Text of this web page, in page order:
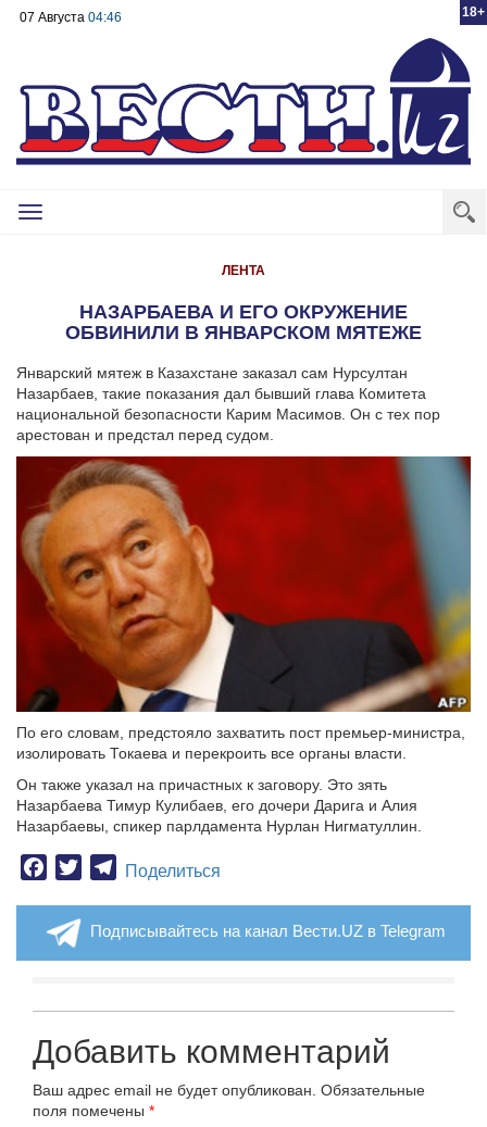
18+
07 Августа 04:46
Toggle
ЛЕНТА
НАЗАРБАЕВА И ЕГО ОКРУЖЕНИЕ
ОБВИНИЛИ В ЯНВАРСКОМ МЯТЕЖЕ
Январский мятеж в Казахстане заказал сам Нурсултан
Назарбаев, такие показания дал бывший глава Комитета
национальной безопасности Карим Масимов. Он с тех пор
арестован и предстал перед судом.
По его словам, предстояло захватить пост премьер-министра,
изолировать Токаева и перекроить все органы власти.
Он также указал на причастных к заговору. Это зять
Назарбаева Тимур Кулибаев, его дочери Дарига и Алия
Назарбаевы, спикер парлдамента Нурлан Нигматуллин.
Facebook
TwitterTelegram
Поделиться
Подписывайтесь на канал Вести.UZ в Telegram
Добавить комментарий
Ваш адрес email не будет опубликован. Обязательные
поля помечены *